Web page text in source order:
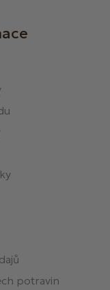
potravin